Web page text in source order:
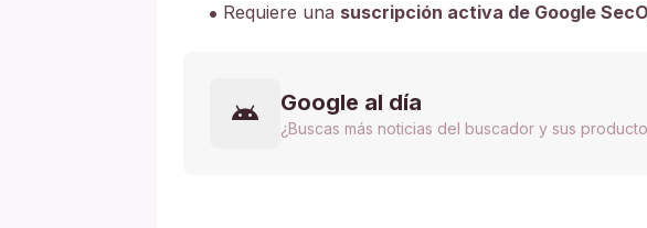
Requiere una suscripción activa de Google
Google al día
¿Buscas más noticias del buscador y sus